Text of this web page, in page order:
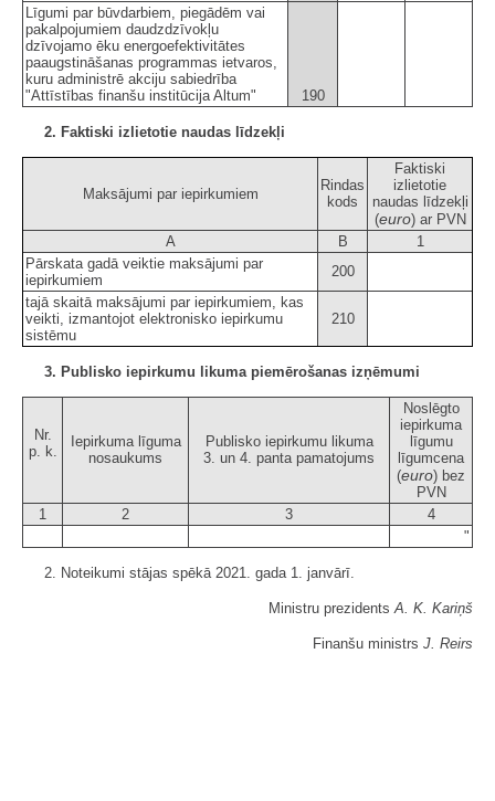
Līgumi par būvdarbiem, piegādēm vai
pakalpojumiem daudzdzīvokļu
dzīvojamo ēku energoefektivitātes
paaugstināšanas programmas ietvaros,
kuru administrē akciju sabiedrība
"Attīstības finanšu institūcija Altum"
190
2. Faktiski izlietotie naudas līdzekļi
Maksājumi par iepirkumiem
Rindas
kods
Faktiski
izlietotie
naudas līdzekļi
(euro) ar PVN
A
B
1
Pārskata gadā veiktie maksājumi par
iepirkumiem
200
tajā skaitā maksājumi par iepirkumiem, kas
veikti, izmantojot elektronisko iepirkumu
sistēmu
210
3. Publisko iepirkumu likuma piemērošanas izņēmumi
Nr.
p. k.
Iepirkuma līguma
nosaukums
Publisko iepirkumu likuma
3. un 4. panta pamatojums
Noslēgto
iepirkuma
līgumu
līgumcena
(euro) bez
PVN
1
2 3
4
"
2. Noteikumi stājas spēkā 2021. gada 1. janvārī.
Ministru prezidentsA. K. Kariņš
Finanšu ministrs J. Reirs